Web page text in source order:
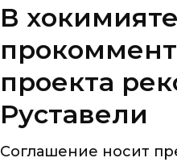
В
проекта
Руставели
Соглашение носит